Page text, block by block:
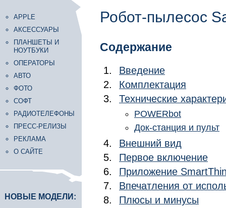
APPLE
АКСЕССУАРЫ
ПЛАНШЕТЫ И
НОУТБУКИ
ОПЕРАТОРЫ
АВТО
ФОТО
СОФТ
РАДИОТЕЛЕФОНЫ
ПРЕСС-РЕЛИЗЫ
РЕКЛАМА
О САЙТЕ
НОВЫЕ МОДЕЛИ:
Робот-пылесос
Содержание
Введение
Комплектация
Технические
POWERbot
Док-станция и пульт
Внешний вид
Первое включение
Приложение
Впечатления от
Плюсы и минусы